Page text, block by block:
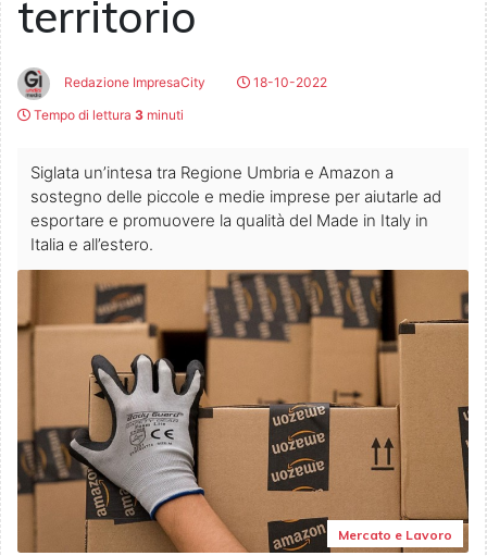
territorio
Redazione ImpresaCity
18-10-2022
Tempo di lettura 3 minuti
Siglata un’intesa tra Regione Umbria e Amazon a
sostegno delle piccole e medie imprese per aiutarle ad
esportare e promuovere la qualità del Made in Italy in
Italia e all’estero.
Mercato e Lavoro